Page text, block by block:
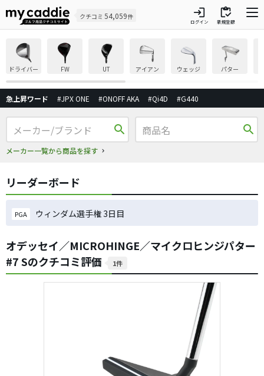
クチコミ 54,059件 login
ログイン
inventory
新規登録
ドライバー FW UT アイアン ウェッジ パター
急上昇ワード #JPX ONE #ONOFF AKA #Qi4D #G440
search
メーカー一覧から商品を探す
search
リーダーボード
PGA ウィンダム選手権 3日目
オデッセイ／MICROHINGE／マイクロヒンジパター
#7 Sのクチコミ評価
1件